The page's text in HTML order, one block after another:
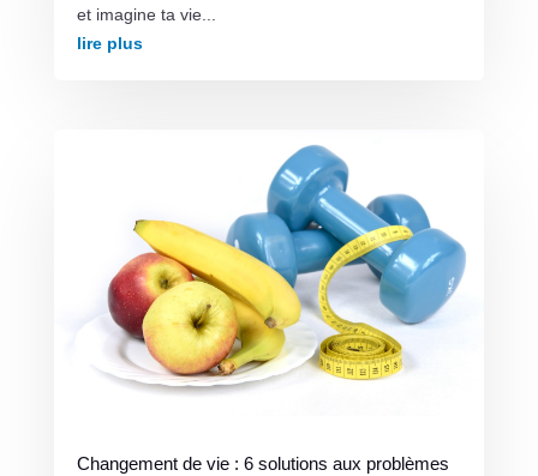
et imagine ta vie...
lire plus
Changement de vie : 6 solutions aux problèmes